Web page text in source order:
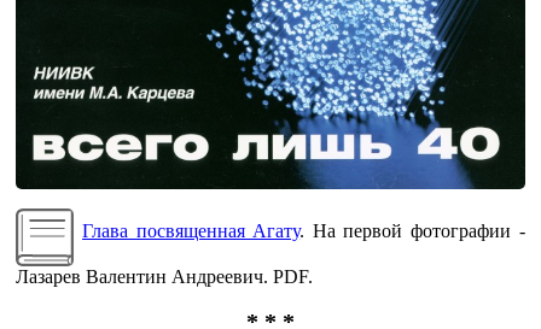
Глава посвященная Агату. На первой фотографии -
Лазарев Валентин Андреевич. PDF.
* * *